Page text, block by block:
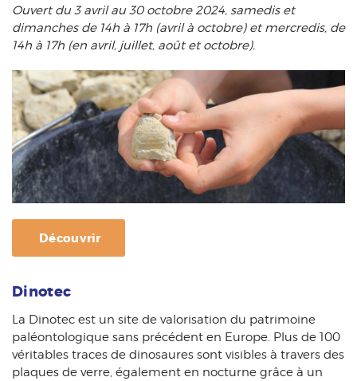
Ouvert du 3 avril au 30 octobre 2024, samedis et
dimanches de 14h à 17h (avril à octobre) et mercredis, de
14h à 17h (en avril, juillet, août et octobre).
Découvrir
Dinotec
La Dinotec est un site de valorisation du patrimoine
paléontologique sans précédent en Europe. Plus de 100
véritables traces de dinosaures sont visibles à travers des
plaques de verre, également en nocturne grâce à un